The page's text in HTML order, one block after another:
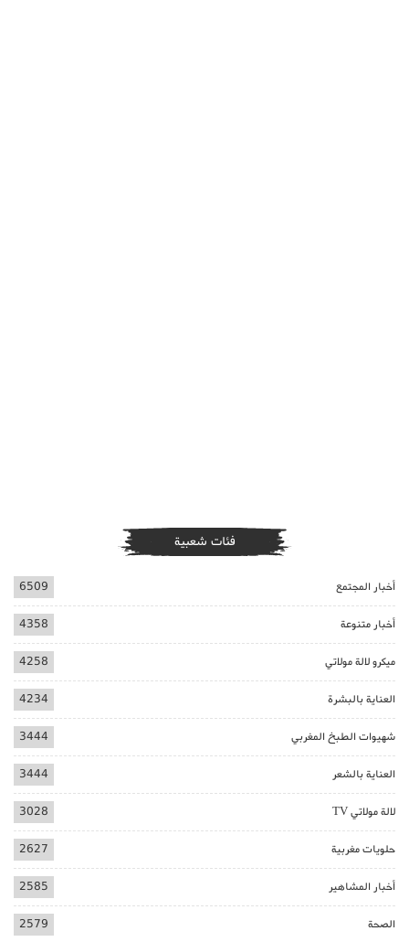
فئات شعبية
أخبار المجتمع 6509
أخبار متنوعة 4358
ميكرو لالة مولاتي 4258
العناية بالبشرة 4234
شهيوات الطبخ المغربي 3444
العناية بالشعر 3444
لالة مولاتي TV 3028
حلويات مغربية 2627
أخبار المشاهير 2585
الصحة 2579